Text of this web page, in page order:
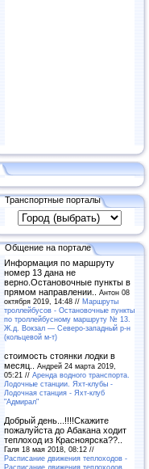
Транспортные порталы
Общение на портале
Информация по маршруту
номер 13 дана не
верно.Остановочные пункты в
прямом направлении.. Антон 08
октября 2019, 14:48 // Маршруты
троллейбусов - Остановочные пункты
по троллейбусному маршруту № 13.
Ж.д. Вокзал — Северо-западный р-н
(кольцевой м-т)
стоимость стоянки лодки в
месяц.. Андрей 24 марта 2019,
05:21 // Аренда водного транспорта.
Лодочные станции. Яхт-клубы -
Лодочная станция - Яхт-клуб
"Адмирал"
Добрый день...!!!!Скажите
пожалуйста до Абакана ходит
теплоход из Красноярска??..
Галя 18 мая 2018, 08:12 //
Расписание движения теплоходов -
Расписание движения теплоходов